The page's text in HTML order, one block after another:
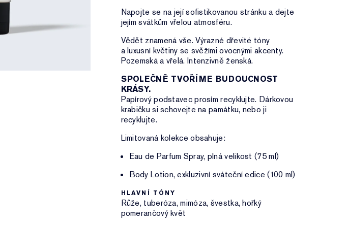
Napojte se na její sofistikovanou stránku a dejte
jejím svátkům vřelou atmosféru.
Vědět znamená vše. Výrazné dřevité tóny
a luxusní květiny se svěžími ovocnými akcenty.
Pozemská a vřelá. Intenzivně ženská.
SPOLEČNĚ TVOŘÍME BUDOUCNOST
KRÁSY.
Papírový podstavec prosím recyklujte. Dárkovou
krabičku si schovejte na památku, nebo ji
recyklujte.
Limitovaná kolekce obsahuje:
Eau de Parfum Spray, plná velikost (75 ml)
Body Lotion, exkluzivní sváteční edice (100 ml)
HLAVNÍ TÓNY
Růže, tuberóza, mimóza, švestka, hořký
pomerančový květ